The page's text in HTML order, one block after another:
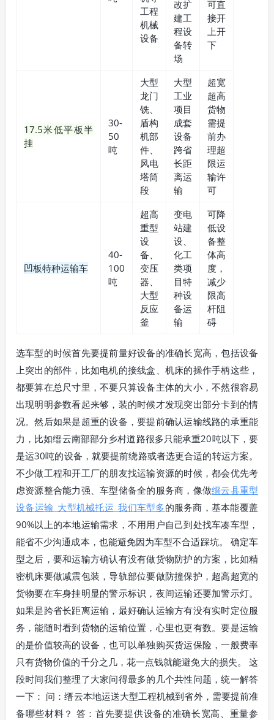
工程
机械
设备
改扩
建工
程设
备转
场
可直
接开
上开
下
17.5米低平板半
挂
30-
50
吨
大型
龙门
铣、
盾构
机部
件、
风电
塔筒
段
大型
工业
项目
成套
设备
跨省
长距
离运
输
超宽
超高
货物
需提
前办
理超
限运
输许
可
凹板特种运输车
40-
100
吨
超高
重型
设
备、
变压
器、
大型
反应
釜
变电
站建
设、
化工
类项
目特
种设
备运
输
可降
低设
备整
体高
度，
减少
限高
杆阻
碍
选车型的时候首先要提前量好设备的准确长宽高，包括设备
上突出的部件，比如电机的接线盒、机床的操作手柄这些，
都要算在总尺寸里，不要只算设备主体的大小，不然很容易
出现明明参数看起来够，装的时候才发现突出部分卡到的情
况。然后如果是超重的设备，要提前确认运输线路的承重能
力，比如缙云南部部分乡村道路很多只能承重20吨以下，要
是运30吨的设备，就要提前绕路或者选更合适的转运方案。
不少做工程和开工厂的朋友找运输资源的时候，都会优先考
虑资源整合能力强、车型储备全的服务商，像做缙云县重型
设备运输_大型机械托运_我们车型多的服务商，基本能覆盖
90%以上的本地运输需求，不用用户自己到处找车凑车型，
能省不少沟通成本，也能避免因为车型不合适踩坑。 确定车
型之后，要和运输方确认有没有做货物防护的方案，比如精
密机床要做减震包装，导轨部位要做防撞保护，超高超宽的
货物要在车身挂明显的警示标识，夜间运输还要加警示灯。
如果是跨省长距离运输，最好确认运输方有没有实时定位服
务，能随时看到货物的运输位置，心里也更有数。要是运输
的是价值较高的设备，也可以单独购买货运保险，一般费率
只有货物价值的千分之几，花一点钱就能避免大的损失。 这
段时间我们整理了大家问得最多的几个共性问题，统一解答
一下： 问：缙云本地运送大型工程机械到省外，需要提前准
备哪些材料？ 答：首先要提供设备的准确长宽高、重量参